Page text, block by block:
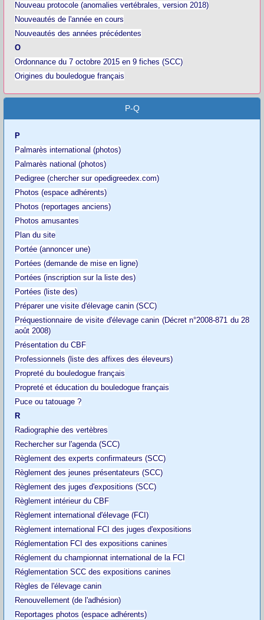
Nouveau protocole (anomalies vertébrales, version 2018)
Nouveautés de l'année en cours
Nouveautés des années précédentes
O
Ordonnance du 7 octobre 2015 en 9 fiches (SCC)
Origines du bouledogue français
P-Q
P
Palmarès international (photos)
Palmarès national (photos)
Pedigree (chercher sur opedigreedex.com)
Photos (espace adhérents)
Photos (reportages anciens)
Photos amusantes
Plan du site
Portée (annoncer une)
Portées (demande de mise en ligne)
Portées (inscription sur la liste des)
Portées (liste des)
Préparer une visite d'élevage canin (SCC)
Préquestionnaire de visite d'élevage canin (Décret n°2008-871 du 28
août 2008)
Présentation du CBF
Professionnels (liste des affixes des éleveurs)
Propreté du bouledogue français
Propreté et éducation du bouledogue français
Puce ou tatouage ?
R
Radiographie des vertèbres
Rechercher sur l'agenda (SCC)
Règlement des experts confirmateurs (SCC)
Règlement des jeunes présentateurs (SCC)
Règlement des juges d'expositions (SCC)
Règlement intérieur du CBF
Règlement international d'élevage (FCI)
Règlement international FCI des juges d'expositions
Réglementation FCI des expositions canines
Réglement du championnat international de la FCI
Réglementation SCC des expositions canines
Règles de l'élevage canin
Renouvellement (de l'adhésion)
Reportages photos (espace adhérents)